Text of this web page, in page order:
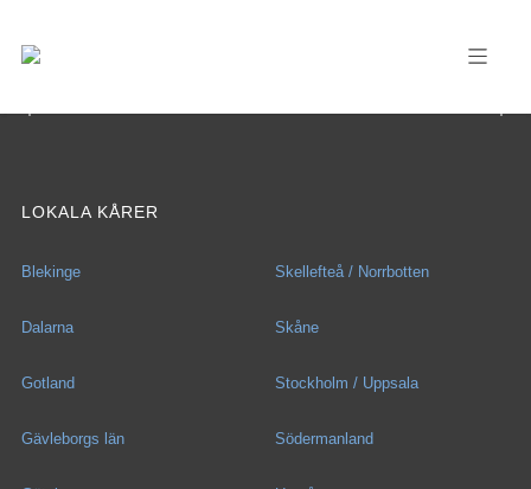
LOKALA KÅRER
Blekinge
Dalarna
Gotland
Gävleborgs län
Skellefteå / Norrbotten
Skåne
Stockholm / Uppsala
Södermanland